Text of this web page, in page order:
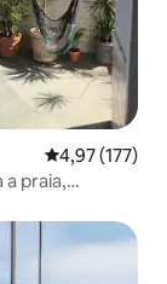
4,97 de uma
4,97 (177)
praia,